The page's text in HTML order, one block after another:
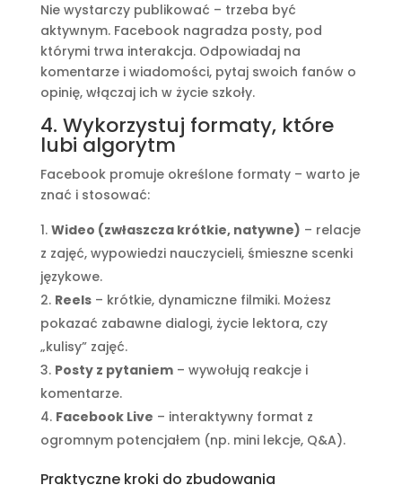
Nie wystarczy publikować – trzeba być
aktywnym. Facebook nagradza posty, pod
którymi trwa interakcja. Odpowiadaj na
komentarze i wiadomości, pytaj swoich fanów o
opinię, włączaj ich w życie szkoły.
4. Wykorzystuj formaty, które
lubi algorytm
Facebook promuje określone formaty – warto je
znać i stosować:
Wideo (zwłaszcza krótkie, natywne) – relacje
z zajęć, wypowiedzi nauczycieli, śmieszne scenki
językowe.
Reels– krótkie, dynamiczne filmiki. Możesz
pokazać zabawne dialogi, życie lektora, czy
„kulisy” zajęć.
Posty z pytaniem– wywołują reakcje i
komentarze.
Facebook Live – interaktywny format z
ogromnym potencjałem (np. mini lekcje, Q&A).
Praktyczne kroki do zbudowania